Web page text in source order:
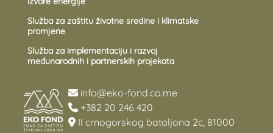
Služba za zaštitu životne sredine i klimatske
promjene
Služba za implementaciju i razvoj
međunarodnih i partnerskih projekata
info@eko-fond.co.me
+382 20 246 420
II crnogorskog bataljona 2c, 81000